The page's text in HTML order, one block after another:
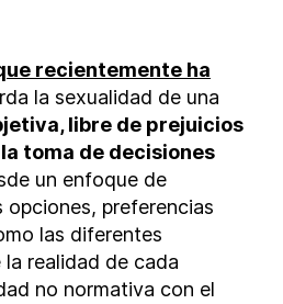
recientemente ha
la sexualidad de una
libre de prejuicios
toma de decisiones
un enfoque de
preferencias
las diferentes
realidad de cada
no normativa con el